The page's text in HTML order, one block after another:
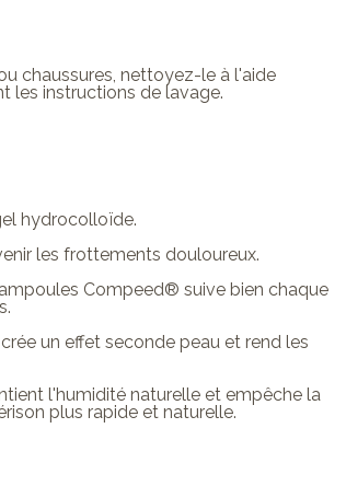
chaussures, nettoyez-le à l'aide
les instructions de lavage.
hydrocolloïde.
les frottements douloureux.
Compeed® suive bien chaque
un effet seconde peau et rend les
l'humidité naturelle et empêche la
plus rapide et naturelle.